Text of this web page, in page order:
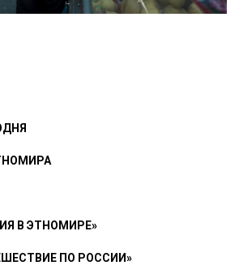
В ЭТНОМИРЕ»
ПО РОССИИ»